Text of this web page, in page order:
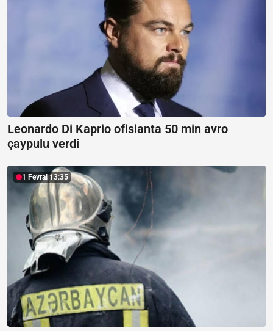
Leonardo Di Kaprio ofisianta 50 min avro
çaypulu verdi
1 Fevral 13:35